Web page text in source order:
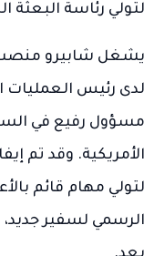
لتولي رئاسة البعثة
يشغل شابيرو
لدى رئيس العمليات
مسؤول رفيع في
الأمريكية. وقد تم
لتولي مهام قائم
الرسمي لسفير